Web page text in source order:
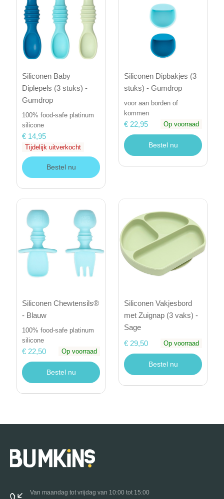
Siliconen Baby
Diplepels (3 stuks) -
Gumdrop
100% food-safe platinum
silicone
€ 14,95
Tijdelijk uitverkocht
Bestel nu
Siliconen Dipbakjes (3
stuks) - Gumdrop
voor aan borden of
kommen
€ 22,95 Op voorraad
Bestel nu
Siliconen Chewtensils®
- Blauw
100% food-safe platinum
silicone
€ 22,50 Op voorraad
Bestel nu
Siliconen Vakjesbord
met Zuignap (3 vaks) -
Sage
€ 29,50
Op voorraad
Bestel nu
Van maandag tot vrijdag van 10:00 tot 15:00